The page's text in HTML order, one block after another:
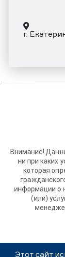
г.
Внимание!
ни при каких
которая
информации о
(или)
Этот сайт